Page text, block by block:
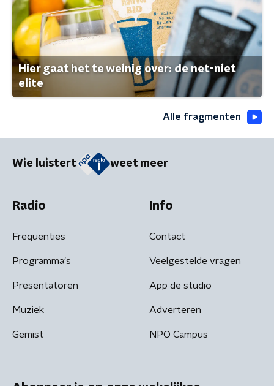
Hier gaat het te weinig over: de net-niet
elite
Alle fragmenten
Wie luistert weet meer
Radio
Frequenties
Programma's
Presentatoren
Muziek
Gemist
Info
Contact
Veelgestelde vragen
App de studio
Adverteren
NPO Campus